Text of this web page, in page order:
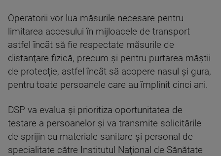
Operatorii vor lua măsurile necesare pentru
limitarea accesului în mijloacele de transport
astfel încât să fie respectate măsurile de
distanţare fizică, precum şi pentru purtarea măştii
de protecţie, astfel încât să acopere nasul şi gura,
pentru toate persoanele care au împlinit cinci ani.
DSP va evalua şi prioritiza oportunitatea de
testare a persoanelor şi va transmite solicitările
de sprijin cu materiale sanitare şi personal de
specialitate către Institutul Naţional de Sănătate